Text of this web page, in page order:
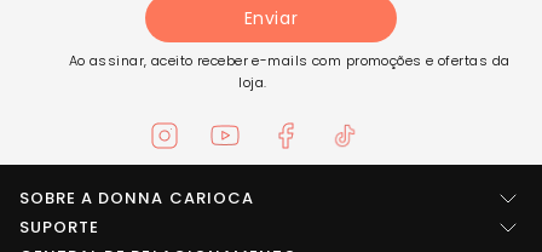
Enviar
Ao assinar, aceito receber e-mails com promoções e ofertas da
loja.
SOBRE A DONNA CARIOCA
Quem somos
SUPORTE